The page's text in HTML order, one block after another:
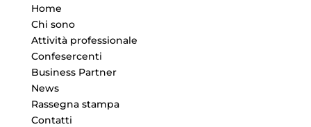
Home
Chi sono
Attività professionale
Confesercenti
Business Partner
News
Rassegna stampa
Contatti